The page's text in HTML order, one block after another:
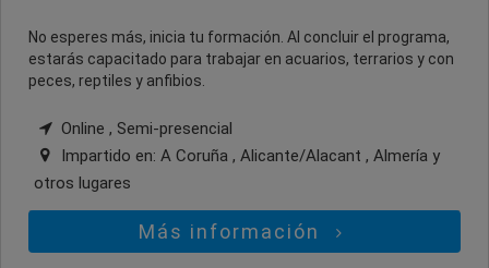
No esperes más, inicia tu formación. Al concluir el programa,
estarás capacitado para trabajar en acuarios, terrarios y con
peces, reptiles y anfibios.
Online , Semi-presencial
Impartido en: A Coruña , Alicante/Alacant , Almería y
otros lugares
Más información